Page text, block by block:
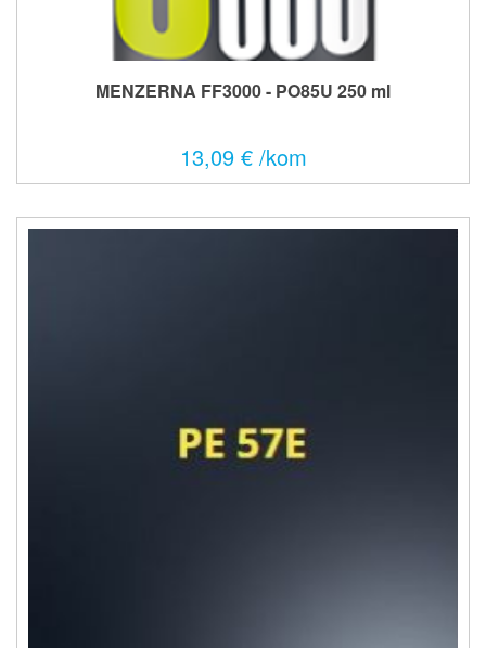
MENZERNA FF3000 - PO85U 250 ml
13,09 € /kom